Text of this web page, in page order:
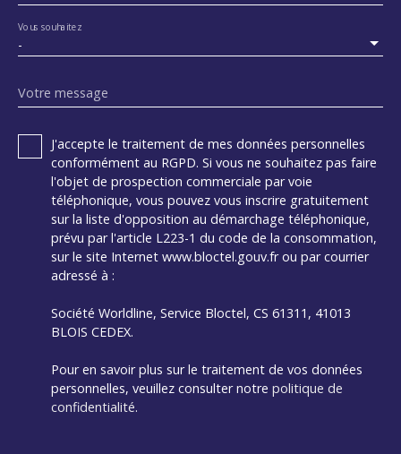
-
Vous souhaitez
Votre message
J'accepte le traitement de mes données personnelles
conformément au RGPD. Si vous ne souhaitez pas faire
l'objet de prospection commerciale par voie
téléphonique, vous pouvez vous inscrire gratuitement
sur la liste d'opposition au démarchage téléphonique,
prévu par l'article L223-1 du code de la consommation,
sur le site Internet www.bloctel.gouv.fr ou par courrier
adressé à :
Société Worldline, Service Bloctel, CS 61311, 41013
BLOIS CEDEX.
Pour en savoir plus sur le traitement de vos données
personnelles, veuillez consulter notre politique de
confidentialité.